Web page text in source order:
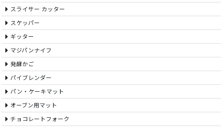
スライサー カッター
スケッパー
ギッター
マジパンナイフ
発酵かご
パイブレンダー
パン・ケーキマット
オーブン用マット
チョコレートフォーク